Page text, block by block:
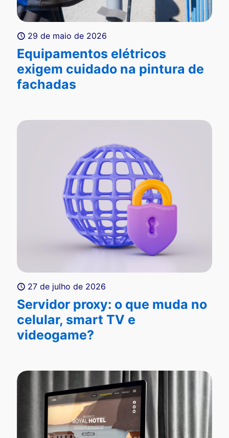
29 de maio de 2026
Equipamentos elétricos
exigem cuidado na pintura de
fachadas
27 de julho de 2026
Servidor proxy: o que muda no
celular, smart TV e
videogame?